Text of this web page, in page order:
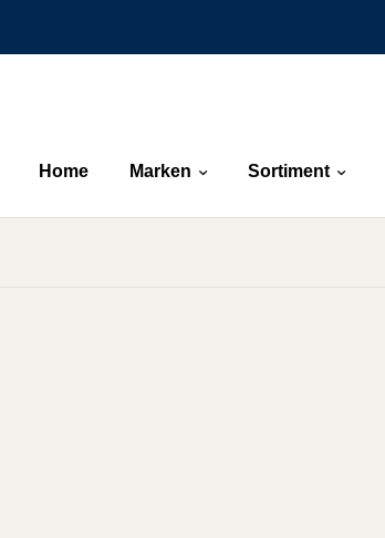
Home Marken Sortiment